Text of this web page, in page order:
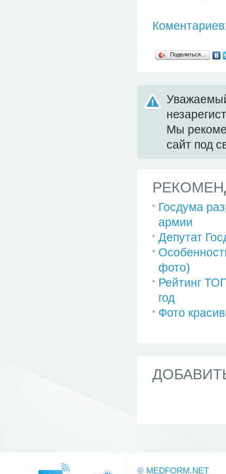
Поделиться…
Мы
сайт под
Госдума
армии
Депутат
фото)
Рейтинг
год
Фото
© MEDFORM.NET